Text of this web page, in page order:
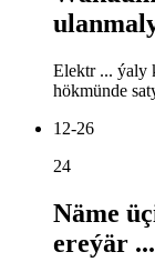
Elektr ... ýaly
hökmünde
12-26
24
Näme
ereýär ...